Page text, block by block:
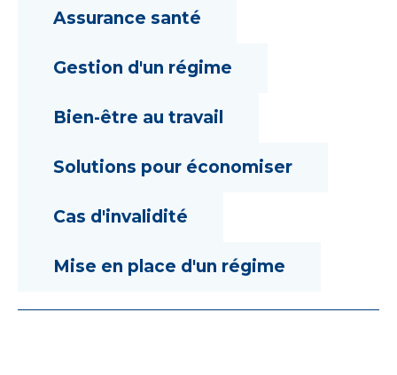
Assurance santé
Gestion d'un régime
Bien-être au travail
Solutions pour économiser
Cas d'invalidité
Mise en place d'un régime